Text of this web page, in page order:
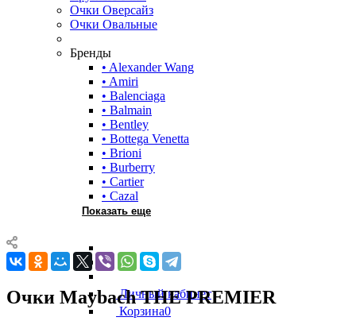
Очки Оверсайз
Очки Овальные
Бренды
• Alexander Wang
• Amiri
• Balenciaga
• Balmain
• Bentley
• Bottega Venetta
• Brioni
• Burberry
• Cartier
• Cazal
Показать еще
Личный кабинет
Корзина0
Очки Maybach THE PREMIER